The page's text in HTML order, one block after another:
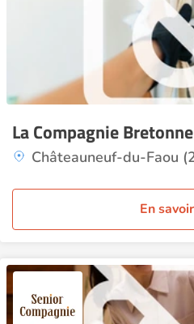
La Compagnie
Châteauneuf-du-Faou
En